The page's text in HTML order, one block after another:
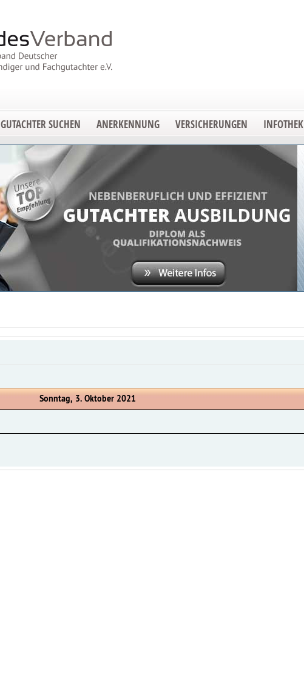
GUTACHTER SUCHEN ANERKENNUNG VERSICHERUNGEN INFOTHEK
Sonntag, 3. Oktober 2021